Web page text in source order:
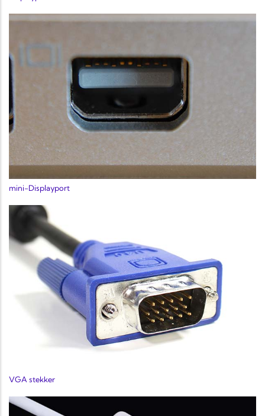
mini-Displayport
VGA stekker